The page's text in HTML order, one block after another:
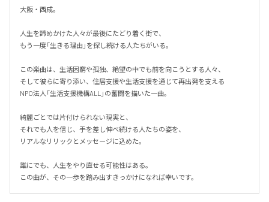
大阪・西成。
人生を諦めかけた人々が最後にたどり着く街で、
もう一度「生きる理由」を探し続ける人たちがいる。
この楽曲は、生活困窮や孤独、絶望の中でも前を向こうとする人々、
そして彼らに寄り添い、住居支援や生活支援を通じて再出発を支える
NPO法人「生活支援機構ALL」の奮闘を描いた一曲。
綺麗ごとでは片付けられない現実と、
それでも人を信じ、手を差し伸べ続ける人たちの姿を、
リアルなリリックとメッセージに込めた。
誰にでも、人生をやり直せる可能性はある。
この曲が、その一歩を踏み出すきっかけになれば幸いです。